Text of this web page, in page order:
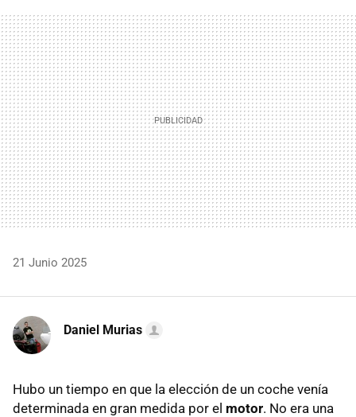
MAIL
21 Junio 2025
Daniel Murias
Hubo un tiempo en que la elección de un coche venía
determinada en gran medida por el motor. No era una